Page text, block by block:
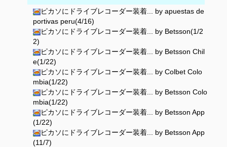
ピカソにドライブレコーダー装着... by apuestas de
portivas peru(4/16)
ピカソにドライブレコーダー装着... by Betsson(1/2
2)
ピカソにドライブレコーダー装着... by Betsson Chil
e(1/22)
ピカソにドライブレコーダー装着... by Colbet Colo
mbia(1/22)
ピカソにドライブレコーダー装着... by Betsson Colo
mbia(1/22)
ピカソにドライブレコーダー装着... by Betsson App
(1/22)
ピカソにドライブレコーダー装着... by Betsson App
(11/7)